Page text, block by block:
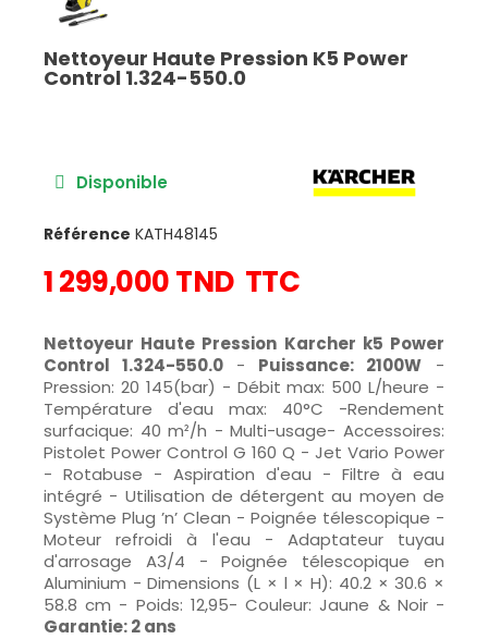
Nettoyeur Haute Pression K5 Power
Control 1.324-550.0
Disponible
Référence KATH48145
1 299,000 TND TTC
Nettoyeur Haute Pression Karcher k5 Power
Control 1.324-550.0 - Puissance: 2100W -
Pression: 20 145(bar) - Débit max: 500 L/heure -
Température d'eau max: 40°C -Rendement
surfacique: 40 m²/h - Multi-usage- Accessoires:
Pistolet Power Control G 160 Q - Jet Vario Power
- Rotabuse - Aspiration d'eau - Filtre à eau
intégré - Utilisation de détergent au moyen de
Système Plug ’n’ Clean - Poignée télescopique -
Moteur refroidi à l'eau - Adaptateur tuyau
d'arrosage A3/4 - Poignée télescopique en
Aluminium - Dimensions (L × l × H): 40.2 × 30.6 ×
58.8 cm - Poids: 12,95- Couleur: Jaune & Noir -
Garantie: 2 ans